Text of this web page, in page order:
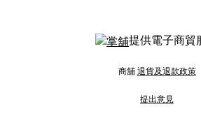
提供電子商貿
商舖 退貨及退款政策
提出意見